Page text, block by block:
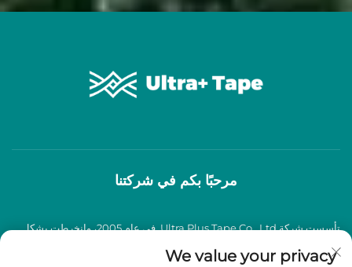
مرحبًا بكم في شركتنا
تأسست شركة Ultra Plus Tape Co., Ltd. في عام 2005، وانخرطت بشكل
عميق في صناعة شرائط اللصق BOPP لأكثر من عقدين من الزمان، وتخصصتWe value your privacy